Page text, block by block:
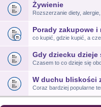
Żywienie
Rozszerzanie diety,
Porady zakupowe i
co kupić, gdzie kupić, a
Gdy dziecku dzieje
Czasem to co dzieje się
W duchu bliskości
Coraz bardziej popularne